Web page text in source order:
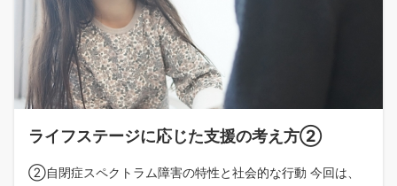
ライフステージに応じた支援の考え方②
②自閉症スペクトラム障害の特性と社会的な行動 今回は、